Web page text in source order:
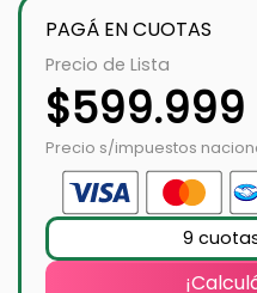
PAGÁ EN CUOTAS
Precio de Lista
$599.999
Precio s/impuestos
9